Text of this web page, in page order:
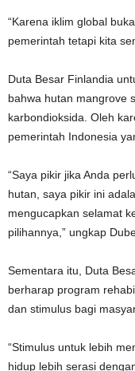
“Karena iklim global
pemerintah tetapi kita
Duta Besar Finlandia
bahwa hutan mangrove
karbondioksida. Oleh
pemerintah Indonesia
“Saya pikir jika Anda
hutan, saya pikir ini
mengucapkan selamat
pilihannya,” ungkap
Sementara itu, Duta
berharap program
dan stimulus bagi
“Stimulus untuk lebih
hidup lebih serasi